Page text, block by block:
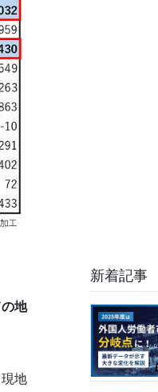
地
現地
新着記事